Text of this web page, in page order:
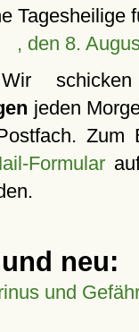
Tagesheilige
, den 8.
jeden
Zum
Formular
neu:
und